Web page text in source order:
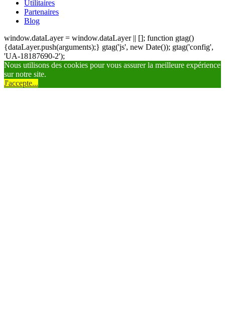
Utilitaires
Partenaires
Blog
window.dataLayer = window.dataLayer || []; function gtag()
{dataLayer.push(arguments);} gtag('js', new Date()); gtag('config',
'UA-18187690-2');
Nous utilisons des cookies pour vous assurer la meilleure expérience
sur notre site.
J'accepte...